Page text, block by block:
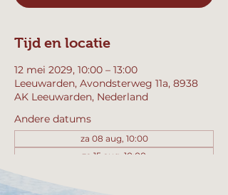
Tijd en locatie
12 mei 2029, 10:00 – 13:00
Leeuwarden, Avondsterweg 11a, 8938
AK Leeuwarden, Nederland
Andere datums
za 08 aug, 10:00
za 15 aug, 10:00
Bekijk alle 358 datums